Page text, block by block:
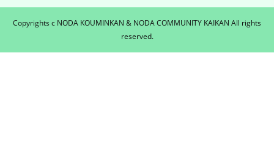
Copyrights c NODA KOUMINKAN & NODA COMMUNITY KAIKAN All rights
reserved.